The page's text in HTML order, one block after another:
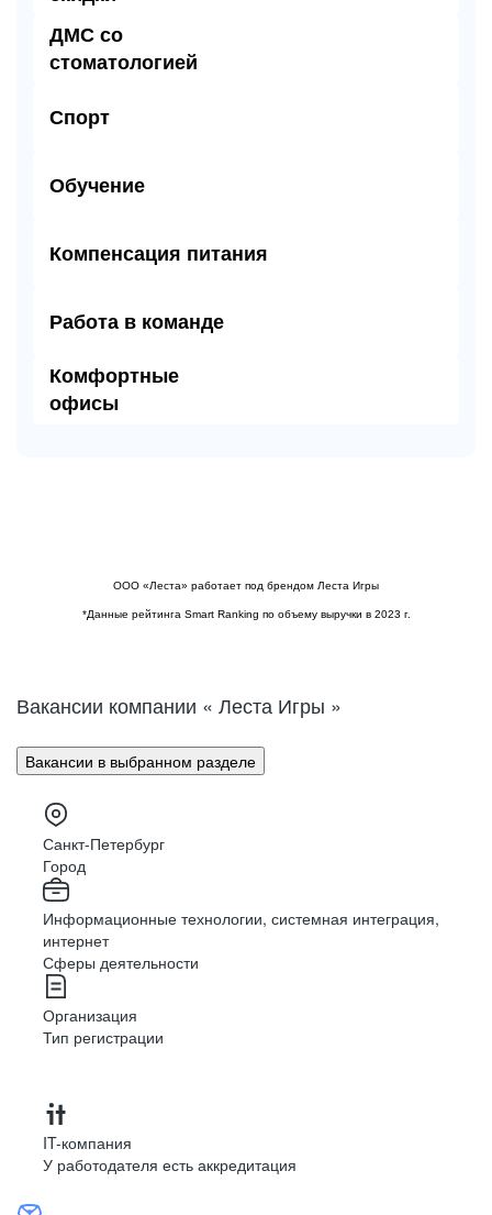
ДМС со
cтоматологией
Спорт
Обучение
Компенсация питания
Работа в команде
Комфортные
офисы
ООО «Леста» работает под брендом Леста Игры
*Данные рейтинга Smart Ranking по объему выручки в 2023 г.
Вакансии компании « Леста Игры »
Вакансии в выбранном разделе
Санкт-Петербург
Город
Информационные технологии, системная интеграция,
интернет
Сферы деятельности
Организация
Тип регистрации
IT-компания
У работодателя есть аккредитация